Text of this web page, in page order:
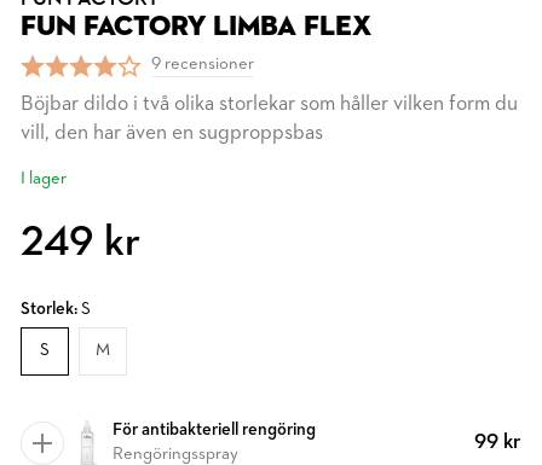
FUN FACTORY LIMBA FLEX
9 recensioner
Böjbar dildo i två olika storlekar som håller vilken form du
vill, den har även en sugproppsbas
I lager
249 kr
Storlek: S
S M
För antibakteriell rengöring
Rengöringsspray
99 kr